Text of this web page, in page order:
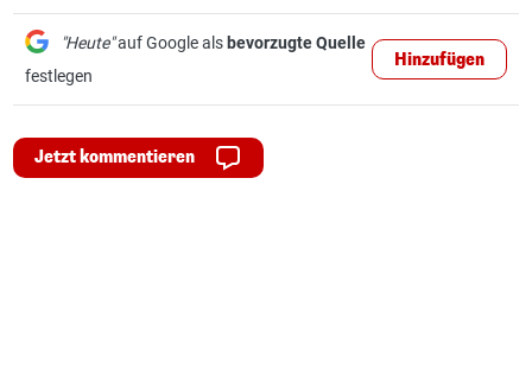
"Heute"auf Google als bevorzugte Quelle
festlegen
Hinzufügen
Jetzt kommentieren